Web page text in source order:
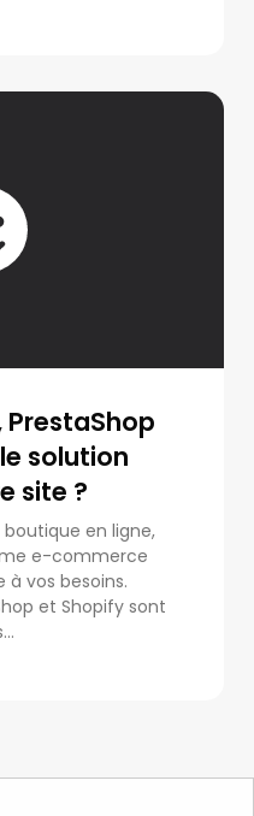
solution
site ?
en ligne,
e-commerce
vos besoins.
et Shopify sont